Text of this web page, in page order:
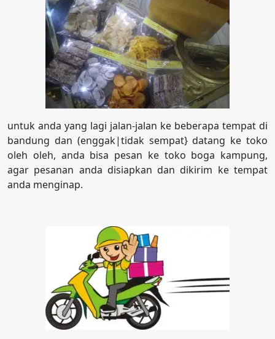
untuk anda yang lagi jalan-jalan ke beberapa tempat di
bandung dan (enggak|tidak sempat} datang ke toko
oleh oleh, anda bisa pesan ke toko boga kampung,
agar pesanan anda disiapkan dan dikirim ke tempat
anda menginap.